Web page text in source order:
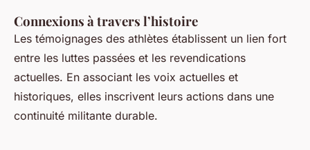
Connexions à travers l’histoire
Les témoignages des athlètes établissent un lien fort
entre les luttes passées et les revendications
actuelles. En associant les voix actuelles et
historiques, elles inscrivent leurs actions dans une
continuité militante durable.